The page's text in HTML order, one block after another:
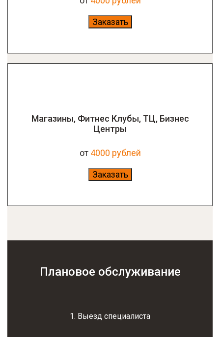
Заказать
Магазины, Фитнес Клубы, ТЦ, Бизнес
Центры
от 4000 рублей
Заказать
Плановое обслуживание
1. Выезд специалиста